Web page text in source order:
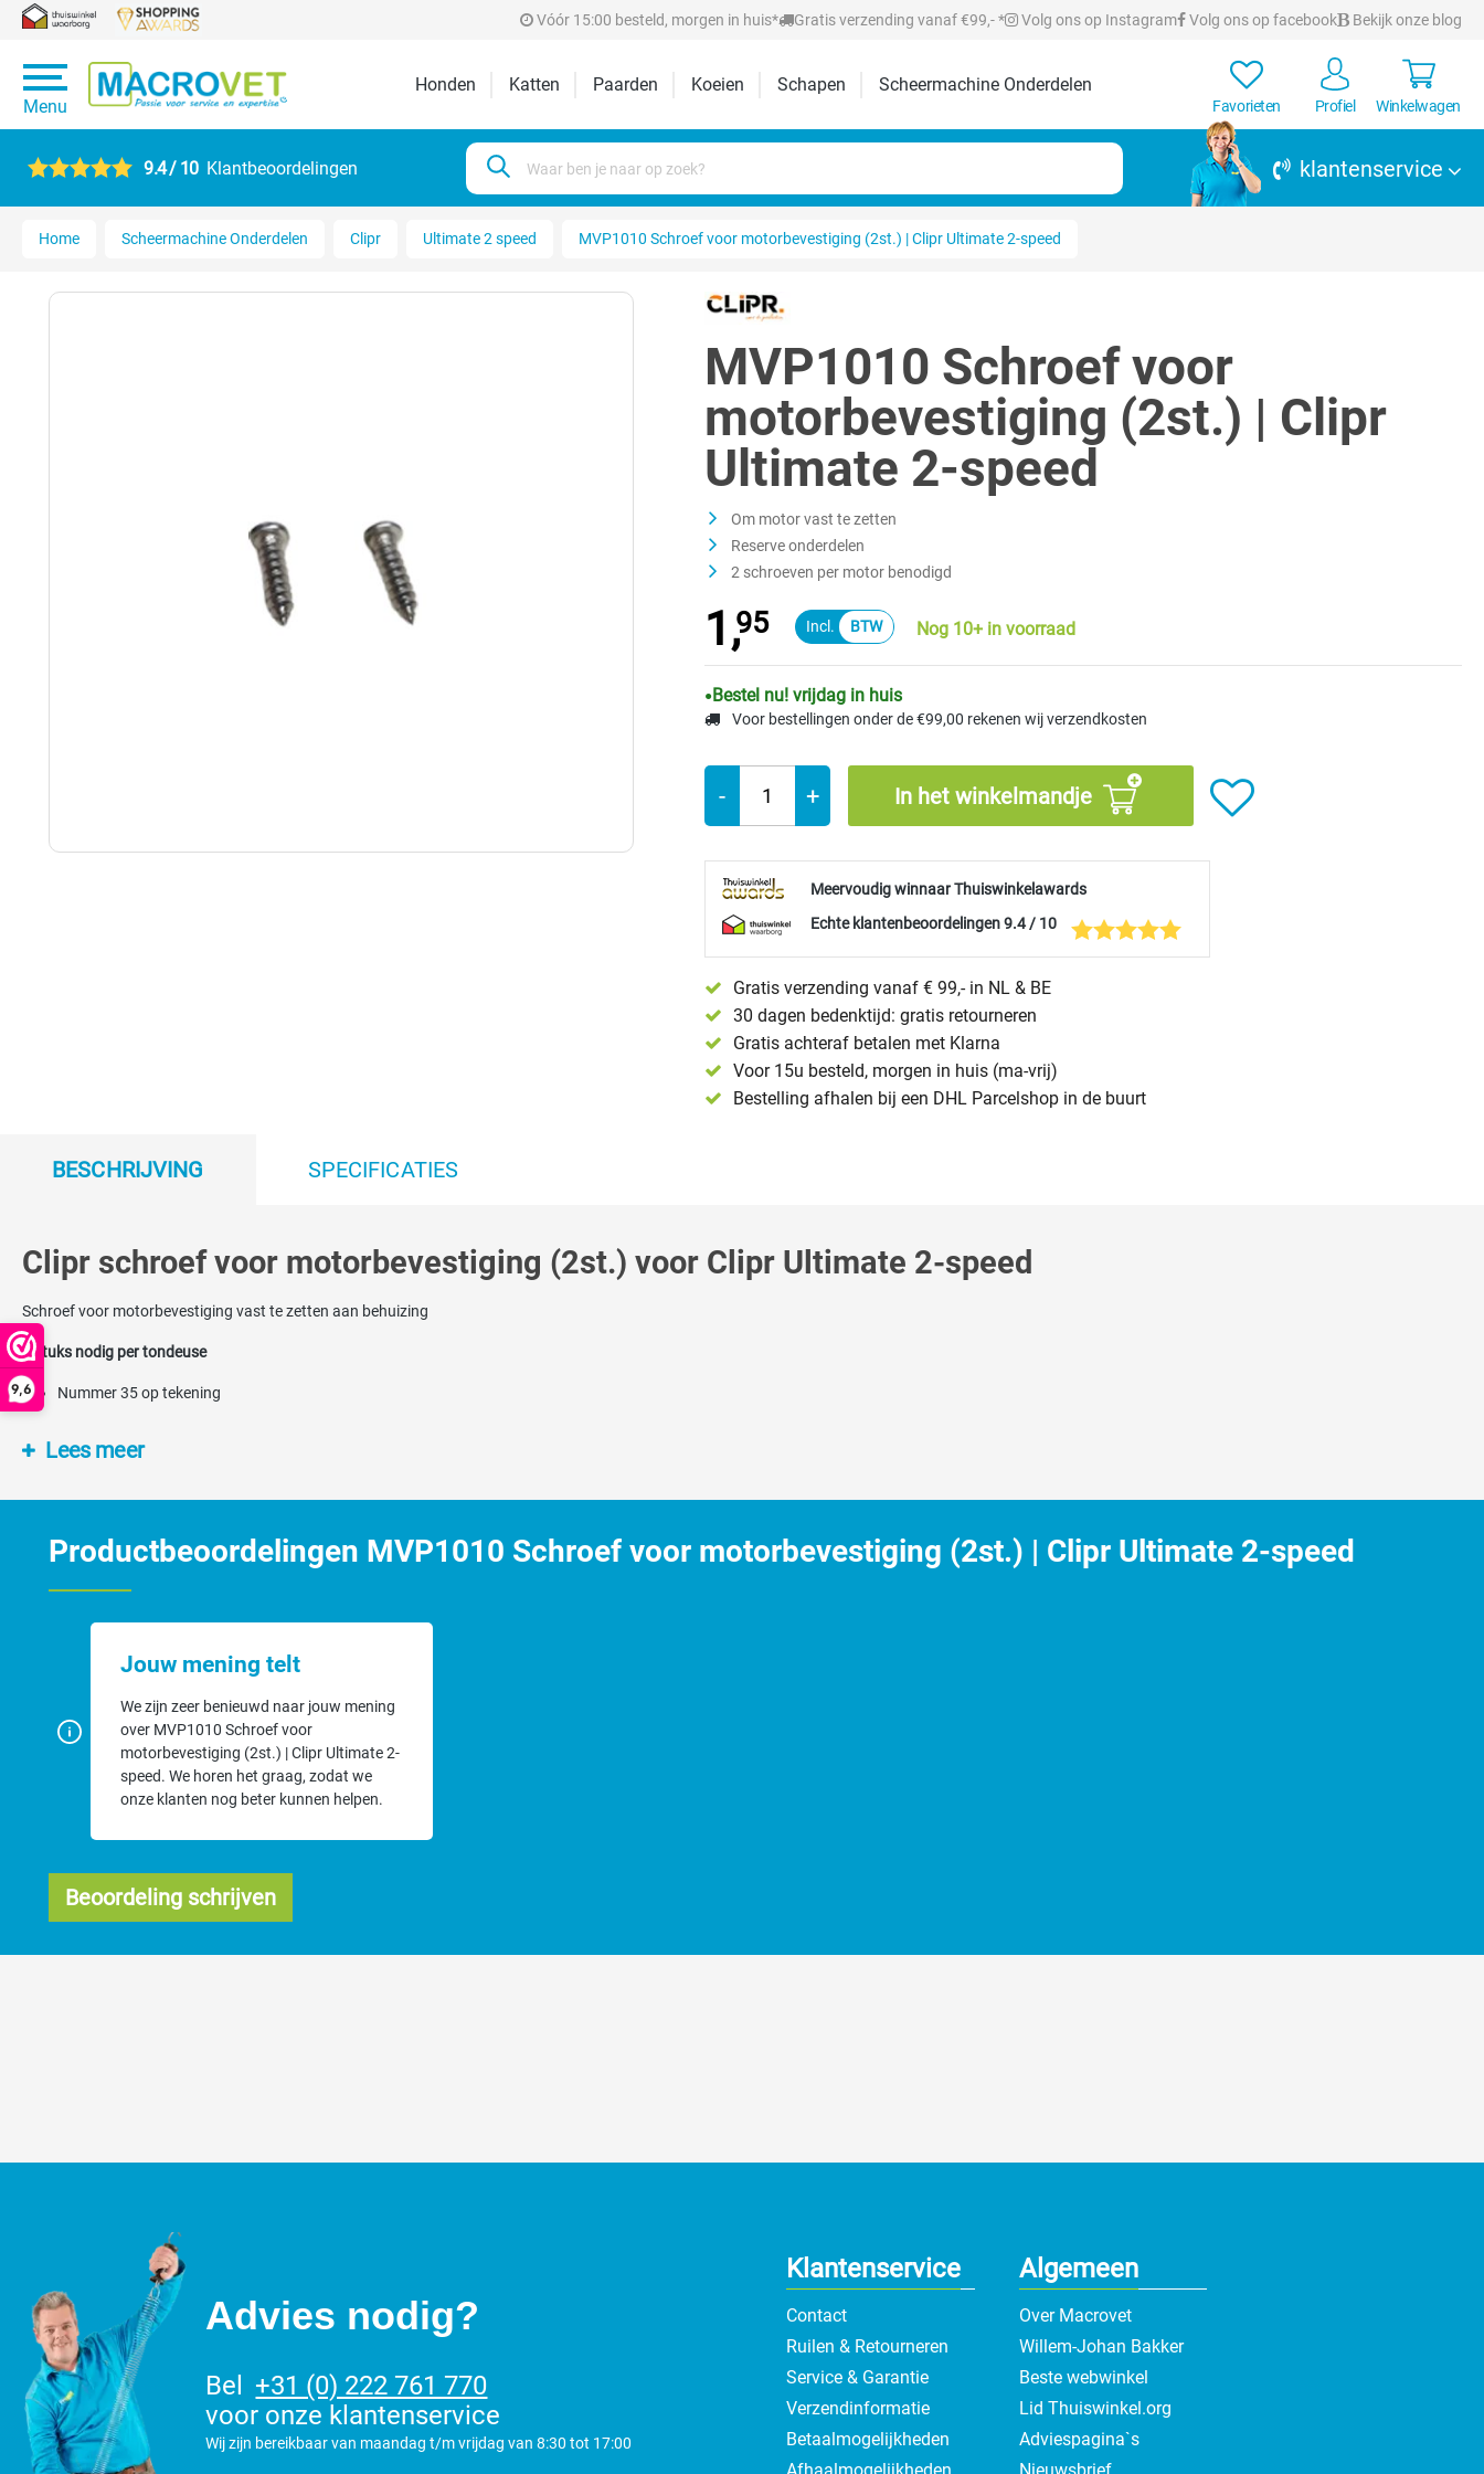
9,6
Vóór 15:00 besteld, morgen in huis* Gratis verzending vanaf €99,- * Volg ons op Instagram Volg ons op facebook Bekijk onze blog
Menu
Honden Katten Paarden Koeien Schapen Scheermachine Onderdelen
Favorieten Profiel Winkelwagen
9.4 / 10 Klantbeoordelingen klantenservice
Home Scheermachine Onderdelen Clipr Ultimate 2 speed MVP1010 Schroef voor motorbevestiging (2st.) | Clipr Ultimate 2-speed
MVP1010 Schroef voor
motorbevestiging (2st.) | Clipr
Ultimate 2-speed
Om motor vast te zetten
Reserve onderdelen
2 schroeven per motor benodigd
1,95 Nog 10+ in voorraad
Bestel nu! vrijdag in huis
Voor bestellingen onder de €99,00 rekenen wij verzendkosten
- + In het winkelmandje
Meervoudig winnaar Thuiswinkelawards
Echte klantenbeoordelingen 9.4 / 10
Gratis verzending vanaf € 99,- in NL & BE
30 dagen bedenktijd: gratis retourneren
Gratis achteraf betalen met Klarna
Voor 15u besteld, morgen in huis (ma-vrij)
Bestelling afhalen bij een DHL Parcelshop in de buurt
BESCHRIJVING SPECIFICATIES
Clipr schroef voor motorbevestiging (2st.) voor Clipr Ultimate 2-speed
Schroef voor motorbevestiging vast te zetten aan behuizing
2 stuks nodig per tondeuse
Nummer 35 op tekening
Lees meer
Productbeoordelingen MVP1010 Schroef voor motorbevestiging (2st.) | Clipr Ultimate 2-speed
Jouw mening telt
We zijn zeer benieuwd naar jouw mening
over MVP1010 Schroef voor
motorbevestiging (2st.) | Clipr Ultimate 2-
speed. We horen het graag, zodat we
onze klanten nog beter kunnen helpen.
Beoordeling schrijven
Klantenservice
Contact
Ruilen & Retourneren
Service & Garantie
Verzendinformatie
Betaalmogelijkheden
Algemeen
Over Macrovet
Willem-Johan Bakker
Beste webwinkel
Lid Thuiswinkel.org
Adviespagina`s
Advies nodig?
Bel
+31 (0) 222 761 770
voor onze klantenservice
Wij zijn bereikbaar van maandag t/m vrijdag van 8:30 tot 17:00